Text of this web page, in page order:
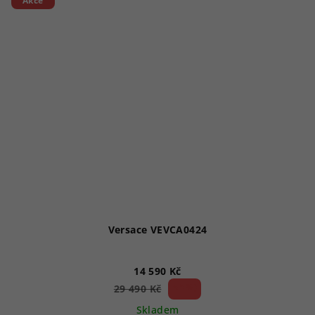
Versace VEVCA0424
14 590 Kč
29 490 Kč
Skladem